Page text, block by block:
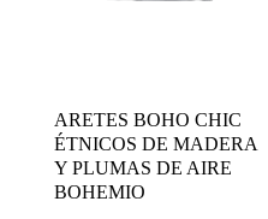
ARETES BOHO CHIC
ÉTNICOS DE MADERA
Y PLUMAS DE AIRE
BOHEMIO